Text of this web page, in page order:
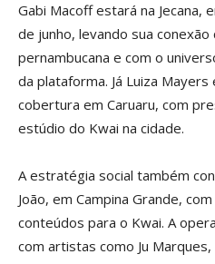
Gabi Macoff estará na Jecana,
de junho, levando sua conexão
pernambucana e com o
da plataforma. Já Luiza
cobertura em Caruaru, com
estúdio do Kwai na cidade.
A estratégia social também
João, em Campina Grande,
conteúdos para o Kwai. A
com artistas como Ju Marques,